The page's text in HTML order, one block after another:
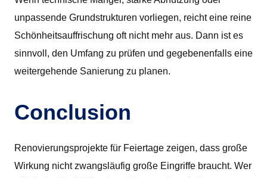
unpassende Grundstrukturen vorliegen, reicht eine reine
Schönheitsauffrischung oft nicht mehr aus. Dann ist es
sinnvoll, den Umfang zu prüfen und gegebenenfalls eine
weitergehende Sanierung zu planen.
Conclusion
Renovierungsprojekte für Feiertage zeigen, dass große
Wirkung nicht zwangsläufig große Eingriffe braucht. Wer